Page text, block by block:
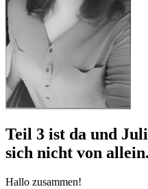
Teil 3 ist da und
sich nicht von
Hallo zusammen!